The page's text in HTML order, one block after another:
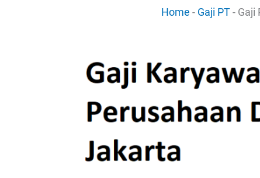
Home - Gaji PT- Gaji